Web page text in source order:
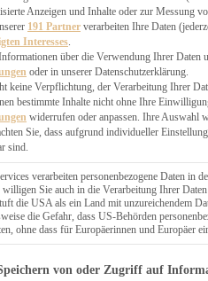
Anzeigen und Inhalte oder zur Messung
191 Partner verarbeiten Ihre Daten
Interesses.
über die Verwendung Ihrer Daten
oder in unserer Datenschutzerklärung.
keine Verpflichtung, der Verarbeitung Ihrer
bestimmte Inhalte nicht ohne Ihre
widerrufen oder anpassen. Ihre Auswahl
Sie, dass aufgrund individueller
sind.
verarbeiten personenbezogene Daten
willigen Sie auch in die Verarbeitung Ihrer
die USA als ein Land mit unzureichendem
die Gefahr, dass US-Behörden
ohne dass für Europäerinnen und Europäer
finden Sie eine Liste der
von oder Zugriff auf